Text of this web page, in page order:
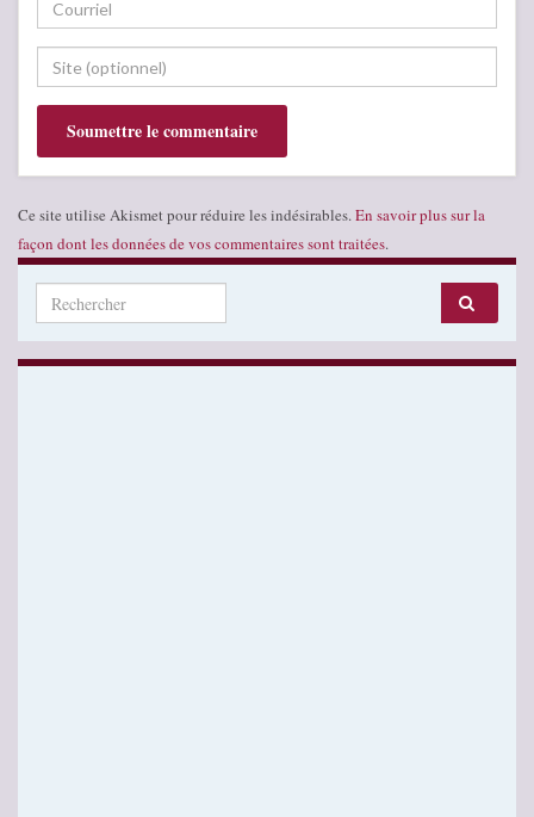
Ce site utilise Akismet pour réduire les indésirables.En savoir plus sur la
façon dont les données de vos commentaires sont traitées.
Search for: